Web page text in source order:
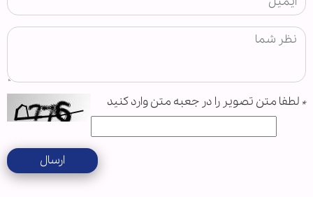
* لطفا متن تصویر را در جعبه متن وارد کنید
ارسال